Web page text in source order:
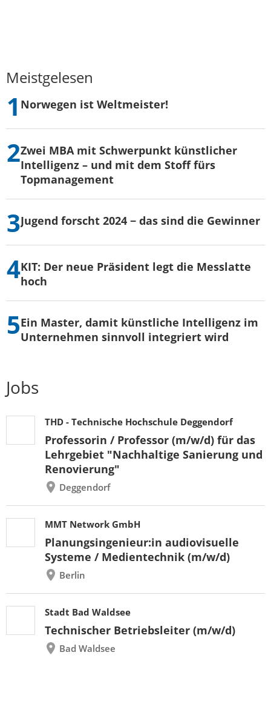
Meistgelesen
Norwegen ist Weltmeister!
Zwei MBA mit Schwerpunkt künstlicher
Intelligenz – und mit dem Stoff fürs
Topmanagement
Jugend forscht 2024 − das sind die Gewinner
KIT: Der neue Präsident legt die Messlatte
hoch
Ein Master, damit künstliche Intelligenz im
Unternehmen sinnvoll integriert wird
Jobs
THD - Technische Hochschule Deggendorf
Professorin / Professor (m/w/d) für das
Lehrgebiet "Nachhaltige Sanierung und
Renovierung"
Deggendorf
MMT Network GmbH
Planungsingenieur:in audiovisuelle
Systeme / Medientechnik (m/w/d)
Berlin
Stadt Bad Waldsee
Technischer Betriebsleiter (m/w/d)
Bad Waldsee